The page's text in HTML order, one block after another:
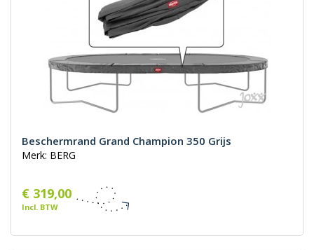
Beschermrand Grand Champion 350 Grijs
Merk: BERG
€ 319,00
Incl. BTW